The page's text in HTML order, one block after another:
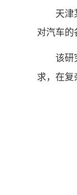
天津某
对汽车的
该研
求，在复